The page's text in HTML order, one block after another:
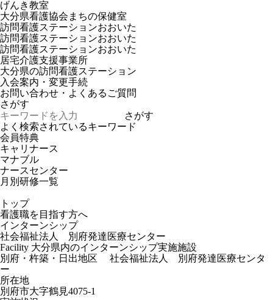
げんき教室
大分県看護協会まちの保健室
訪問看護ステーションおおいた
訪問看護ステーションおおいた
訪問看護ステーションおおいた
居宅介護支援事業所
大分県の訪問看護ステーション
入会案内・変更手続
お問い合わせ・よくあるご質問
さがす
さがす
よく検索されているキーワード
会員特典
キャリナース
マナブル
ナースセンター
月別研修一覧
トップ
看護職を目指す方へ
インターンシップ
社会福祉法人 別府発達医療センター
Facility 大分県内のインターンシップ実施施設
別府・杵築・日出地区 社会福祉法人 別府発達医療センタ
ー
所在地
別府市大字鶴見4075-1